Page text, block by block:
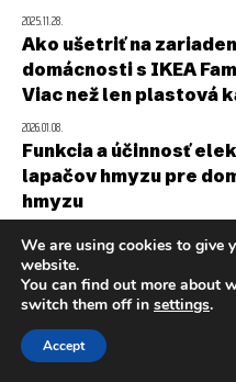
2025.11.28.
Ako ušetriť na
domácnosti s IKEA
Viac než len plastová
2026.01.08.
Funkcia a účinnosť
lapačov hmyzu pre
hmyzu
Podrobný sprievodca
elektrickými kotlami:
Fungovanie, výhody a
2025.11.20.
Funkcia a výhody
We are using cookies to give
website.
You can find out more about
switch them off in settings.
Accept